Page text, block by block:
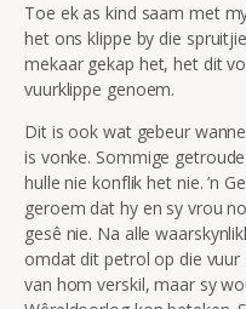
Toe ek as kind saam met
het ons klippe by die
mekaar gekap het, het dit
vuurklippe genoem.
Dit is ook wat gebeur
is vonke. Sommige
hulle nie konflik het nie. ’n
geroem dat hy en sy vrou
gesê nie. Na alle
omdat dit petrol op die
van hom verskil, maar sy